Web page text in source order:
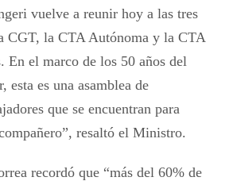
vuelve a reunir hoy a las tres
CGT, la CTA Autónoma y la CTA
En el marco de los 50 años del
es una asamblea de
que se encuentran para
resaltó el Ministro.
recordó que “más del 60% de